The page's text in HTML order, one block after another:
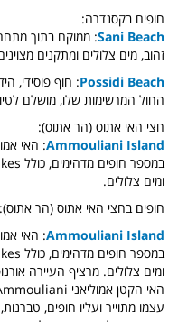
חופים בקסנדרה:
Sani Beach
זהוב, מים צלולים ומתקנים
Possidi Beach: חוף פוסידי,
החול המרשימות שלו, מושלם
חצי האי אתוס (הר אתוס):
Ammouliani Island: האי
ומים צלולים.
חופים בחצי האי אתוס (הר אתוס):
Ammouliani Island: האי
ומים צלולים. מרציף העיירה
עצמו מתוייר ועליו חופים,